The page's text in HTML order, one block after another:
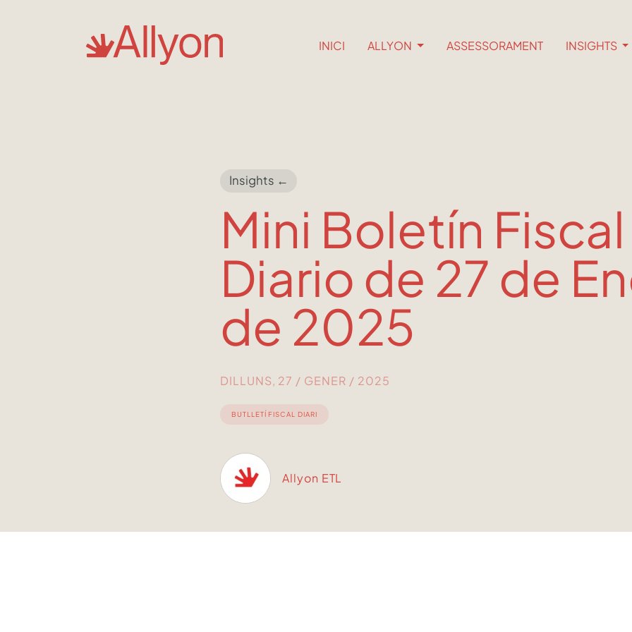
INICI ALLYON ASSESSORAMENT INSIGHTS
Insights ←
Mini Boletín Fiscal
Diario de 27 de
de 2025
DILLUNS, 27 / GENER / 2025
BUTLLETÍ FISCAL DIARI
Allyon ETL